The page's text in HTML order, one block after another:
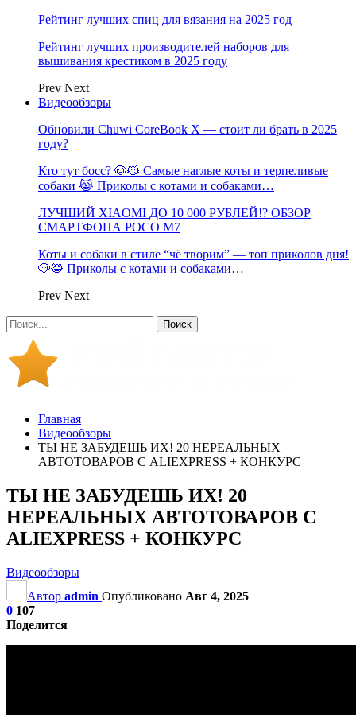
Рейтинг лучших спиц для вязания на 2025 год
Рейтинг лучших производителей наборов для
вышивания крестиком в 2025 году
Prev Next
Видеообзоры
Обновили Chuwi CoreBook X — стоит ли брать в 2025
году?
Кто тут босс? 🐶😼 Самые наглые коты и терпеливые
собаки 😹 Приколы с котами и собаками…
ЛУЧШИЙ XIAOMI ДО 10 000 РУБЛЕЙ!? ОБЗОР
СМАРТФОНА POCO M7
Коты и собаки в стиле “чё творим” — топ приколов дня!
🐶😹 Приколы с котами и собаками…
Prev Next
Главная
Видеообзоры
ТЫ НЕ ЗАБУДЕШЬ ИХ! 20 НЕРЕАЛЬНЫХ
АВТОТОВАРОВ С ALIEXPRESS + КОНКУРС
ТЫ НЕ ЗАБУДЕШЬ ИХ! 20
НЕРЕАЛЬНЫХ АВТОТОВАРОВ С
ALIEXPRESS + КОНКУРС
Видеообзоры
Автор admin Опубликовано Авг 4, 2025
0 107
Поделится